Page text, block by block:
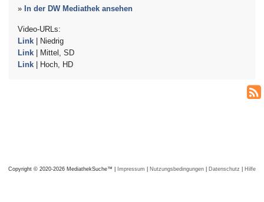
» In der DW Mediathek ansehen
Video-URLs:
Link | Niedrig
Link | Mittel, SD
Link | Hoch, HD
Copyright © 2020-2026 MediathekSuche™ | Impressum | Nutzungsbedingungen | Datenschutz | Hilfe